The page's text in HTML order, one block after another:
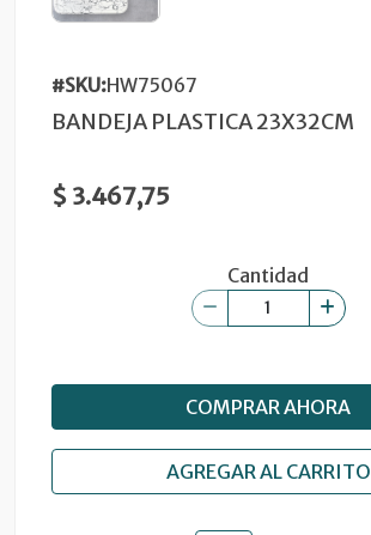
#SKU:HW75067
BANDEJA PLASTICA 23X32CM
$ 3.467,75
Cantidad
COMPRAR AHORA
AGREGAR AL CARRITO